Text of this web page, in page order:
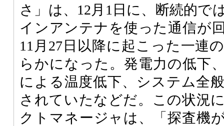
さ」は、12月1日に、断続的で
インアンテナを使った通信が
11月27日以降に起こった一連
らかになった。発電力の低下
による温度低下、システム全
されていたなどだ。この状況
クトマネージャは、「探査機